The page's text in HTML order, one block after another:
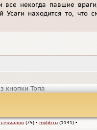
все некогда павшие
Усаги находится то, что
кнопки Топа
(75) ▪ mybb.ru (1141) ▪